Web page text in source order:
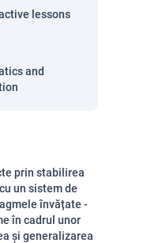
lessons
and
prin stabilirea
un sistem de
învățate -
în cadrul unor
și generalizarea